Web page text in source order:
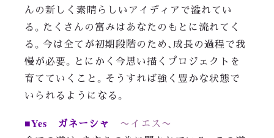
んの新しく素晴らしいアイディアで溢れてい
る。たくさんの富みはあなたのもとに流れてく
る。今は全てが初期段階のため、成長の過程で我
慢が必要。とにかく今思い描くプロジェクトを
育てていくこと。そうすれば強く豊かな状態で
いられるようになる。
■Yes ガネーシャ
〜イエス〜